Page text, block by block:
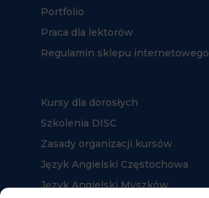
Portfolio
Praca dla lektorów
Regulamin sklepu internetowego
Kursy dla dorosłych
Szkolenia DISC
Zasady organizacji kursów
Język Angielski Częstochowa
Język Angielski Myszków